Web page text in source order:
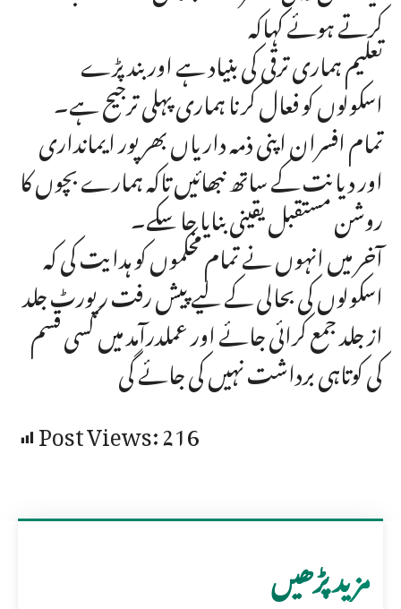
کرتے ہوئے کہاکہ
تعلیم ہماری ترقی کی بنیاد ہے اور بند پڑے
اسکولوں کو فعال کرنا ہماری پہلی ترجیح ہے۔
تمام افسران اپنی ذمہ داریاں بھرپور ایمانداری
اور دیانت کے ساتھ نبھائیں تاکہ ہمارے بچوں کا
روشن مستقبل یقینی بنایا جا سکے۔
آخر میں انہوں نے تمام محکموں کو ہدایت کی کہ
اسکولوں کی بحالی کے لیے پیش رفت رپورٹ جلد
از جلد جمع کرائی جائے اور عملدرآمد میں کسی قسم
کی کوتاہی برداشت نہیں کی جائے گی
Post Views:216
مزید پڑھیں